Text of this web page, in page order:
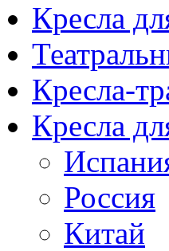
Кресла
Кресла-
Кресла
Россия
Китай